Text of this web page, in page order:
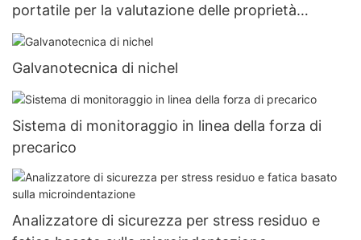
portatile per la valutazione delle proprietà
meccaniche - Zhanghua Dryer
Galvanotecnica di nichel
Sistema di monitoraggio in linea della forza di
precarico
Analizzatore di sicurezza per stress residuo e